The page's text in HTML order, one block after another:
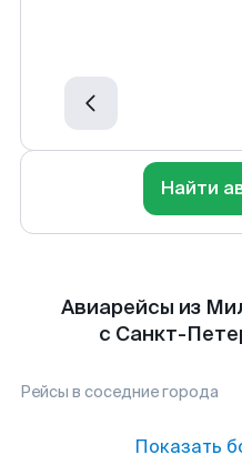
Найти
Авиарейсы из
с Санкт-
Рейсы в соседние города
Показать